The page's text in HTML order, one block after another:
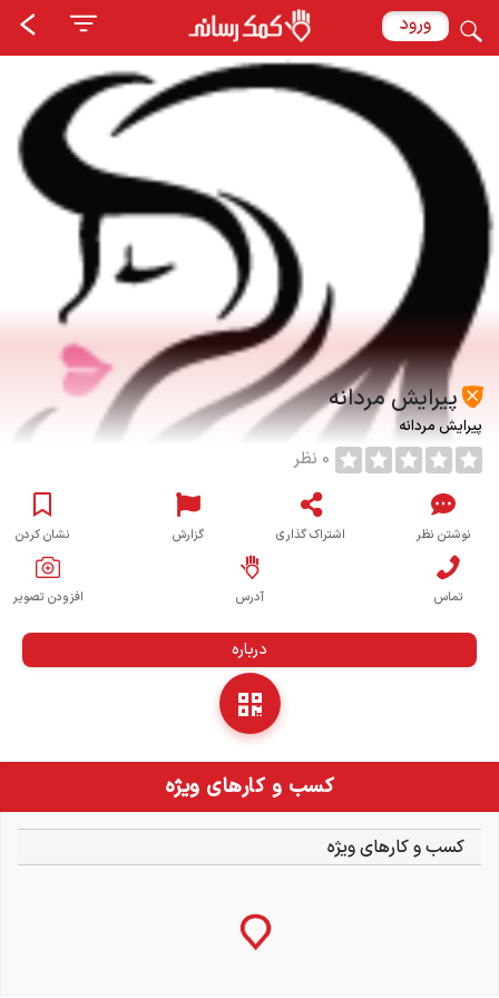
ورود
پیرایش مردانه
پیرایش مردانه
0 نظر
نوشتن نظر اشتراک گذاری گزارش نشان کردن
تماس آدرس افزودن تصویر
درباره
کسب و کارهای ویژه
کسب و کارهای ویژه